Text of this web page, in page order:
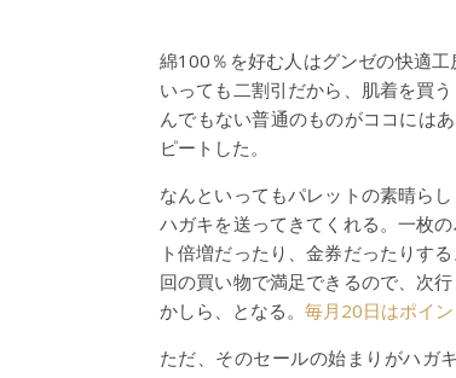
綿100％を好む人はグンゼの快適
いっても二割引だから、肌着を買
んでもない普通のものがココには
ピートした。
なんといってもパレットの素晴ら
ハガキを送ってきてくれる。一枚
ト倍増だったり、金券だったりす
回の買い物で満足できるので、次
かしら、となる。 毎月20日はポイ
ただ、そのセールの始まりがハガ